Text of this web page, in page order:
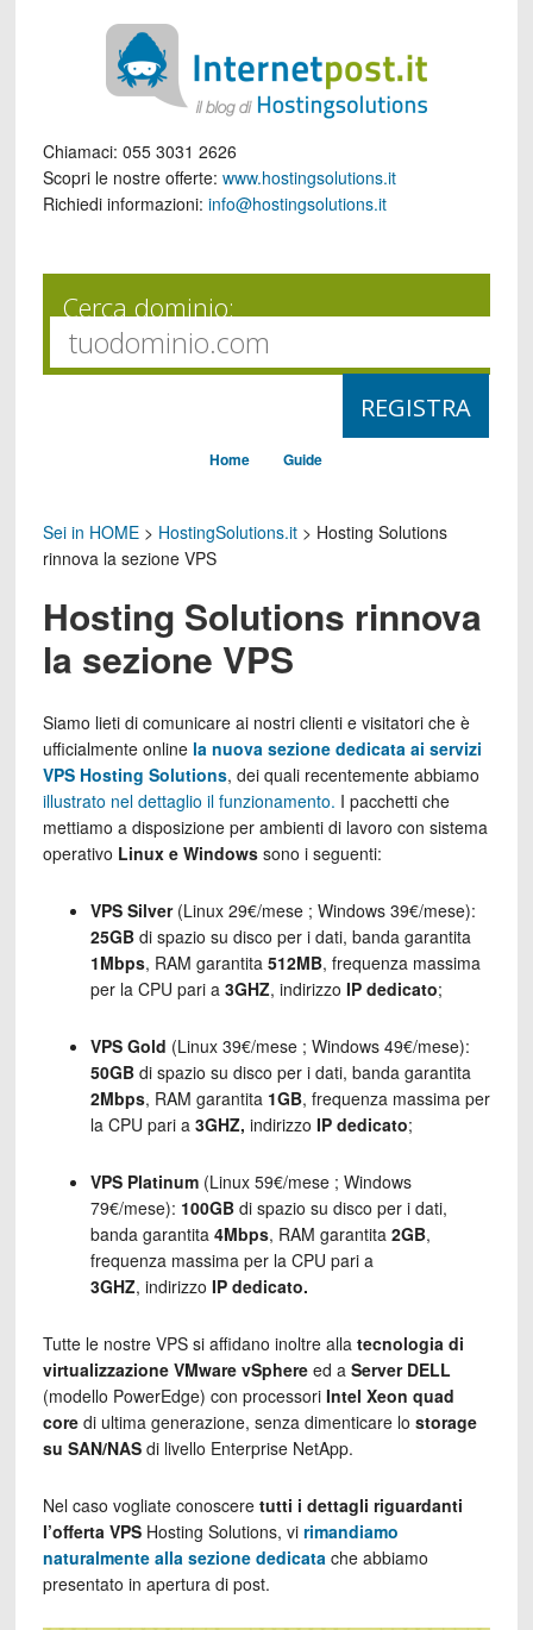
Chiamaci: 055 3031 2626
Scopri le nostre offerte: www.hostingsolutions.it
Richiedi informazioni: info@hostingsolutions.it
Cerca dominio:
Home Guide
Sei in HOME> HostingSolutions.it> Hosting Solutions
rinnova la sezione VPS
Hosting Solutions rinnova
la sezione VPS
Siamo lieti di comunicare ai nostri clienti e visitatori che è
ufficialmente onlinela nuova sezione dedicata ai servizi
VPS Hosting Solutions, dei quali recentemente abbiamo
illustrato nel dettaglio il funzionamento. I pacchetti che
mettiamo a disposizione per ambienti di lavoro con sistema
operativo Linux e Windowssono i seguenti:
VPS Silver(Linux 29€/mese ; Windows 39€/mese):
25GBdi spazio su disco per i dati, banda garantita
1Mbps, RAM garantita 512MB, frequenza massima
per la CPU pari a3GHZ, indirizzo IP dedicato;
VPS Gold (Linux 39€/mese ; Windows 49€/mese):
50GBdi spazio su disco per i dati, banda garantita
2Mbps, RAM garantita1GB, frequenza massima per
la CPU pari a 3GHZ, indirizzo IP dedicato;
VPS Platinum (Linux 59€/mese ; Windows
79€/mese): 100GBdi spazio su disco per i dati,
banda garantita 4Mbps, RAM garantita 2GB,
frequenza massima per la CPU pari a
3GHZ, indirizzo IP dedicato.
Tutte le nostre VPS si affidano inoltre allatecnologia di
virtualizzazione VMware vSphere ed a Server DELL
(modello PowerEdge) con processoriIntel Xeon quad
coredi ultima generazione, senza dimenticare lo storage
su SAN/NASdi livello Enterprise NetApp.
Nel caso vogliate conosceretutti i dettagli riguardanti
l’offerta VPSHosting Solutions, vi rimandiamo
naturalmente alla sezione dedicatache abbiamo
presentato in apertura di post.